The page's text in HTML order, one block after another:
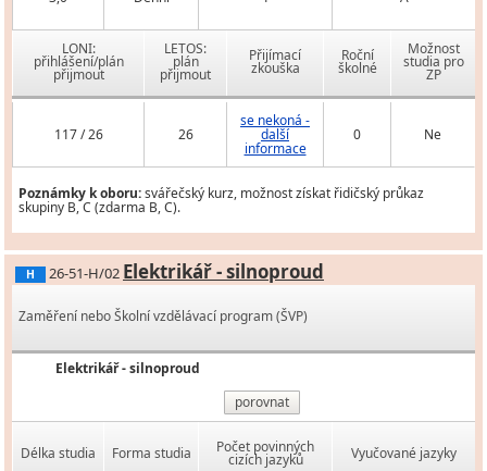
LONI:
přihlášení/plán
přijmout
LETOS:
plán
přijmout
Přijímací
zkouška
Roční
školné
Možnost
studia pro
ZP
117 / 26 26
se nekoná -
další
informace
0 Ne
Poznámky k oboru:svářečský kurz, možnost získat řidičský průkaz
skupiny B, C (zdarma B, C).
H 26-51-H/02 Elektrikář - silnoproud
Zaměření nebo Školní vzdělávací program (ŠVP)
Elektrikář - silnoproud
porovnat
Délka studia Forma studia Počet povinných
cizích jazyků Vyučované jazyky